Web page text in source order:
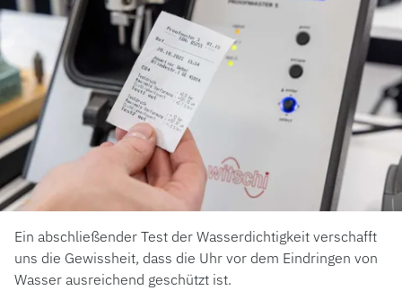
Ein abschließender Test der Wasserdichtigkeit verschafft
uns die Gewissheit, dass die Uhr vor dem Eindringen von
Wasser ausreichend geschützt ist.